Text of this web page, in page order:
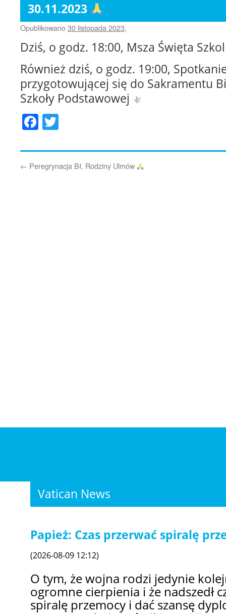
30.11.2023
Opublikowano30 listopada 2023,
Dziś, o godz. 18:00, Msza Święta
Również dziś, o godz. 19:00,
przygotowującej się do Sakramentu
Szkoły Podstawowej
Facebook
← Peregrynacja Bł. Rodziny Ulmów
Vatican News
Papież: Czas przerwać spiralę
(2026-08-09 12:12)
O tym, że wojna rodzi jedynie
ogromne cierpienia i że nadszedł
spiralę przemocy i dać szansę